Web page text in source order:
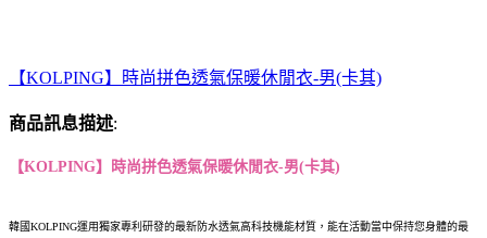
【KOLPING】時尚拼色透氣保暖休閒衣-男(卡其)
商品訊息描述:
【KOLPING】時尚拼色透氣保暖休閒衣-男(卡其)
韓國KOLPING運用獨家專利研發的最新防水透氣高科技機能材質，能在活動當中保持您身體的最